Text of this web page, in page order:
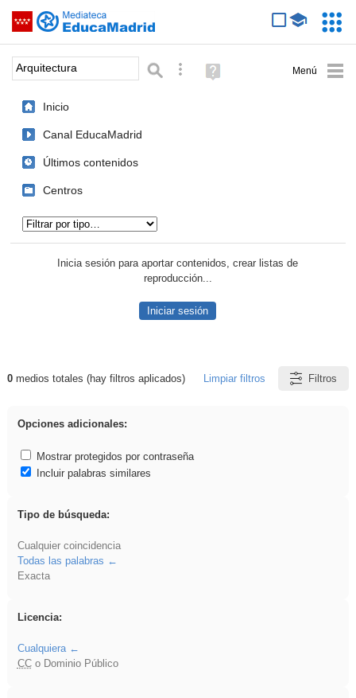
Saltar navegación
Palabra o frase: Búsqueda avanzada
Ayuda
(en
Inicio
Canal EducaMadrid
Últimos contenidos
Centros
Inicia sesión para aportar contenidos, crear listas de
reproducción...
Iniciar sesión
Resultados de: Arquitectura
0medios totales (hay filtros aplicados) Limpiar filtros Filtros
Opciones adicionales:
Mostrar protegidos por contraseña
Incluir palabras similares
Tipo de búsqueda:
Cualquier coincidencia
Todas las palabras
Exacta
Licencia:
Cualquiera
CCo Dominio Público